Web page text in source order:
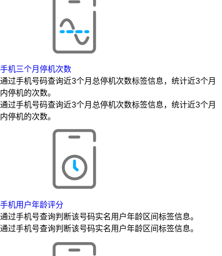
手机三个月停机次数
通过手机号码查询近3个月总停机次数标签信息，统计近3个月
内停机的次数。
通过手机号码查询近3个月总停机次数标签信息，统计近3个月
内停机的次数。
手机用户年龄评分
通过手机号查询判断该号码实名用户年龄区间标签信息。
通过手机号查询判断该号码实名用户年龄区间标签信息。